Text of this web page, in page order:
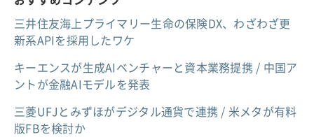
三井住友海上プライマリー生命の保険DX、わざわざ更
新系APIを採用したワケ
キーエンスが生成AIベンチャーと資本業務提携 / 中国ア
ントが金融AIモデルを発表
三菱UFJとみずほがデジタル通貨で連携 / 米メタが有料
版FBを検討か